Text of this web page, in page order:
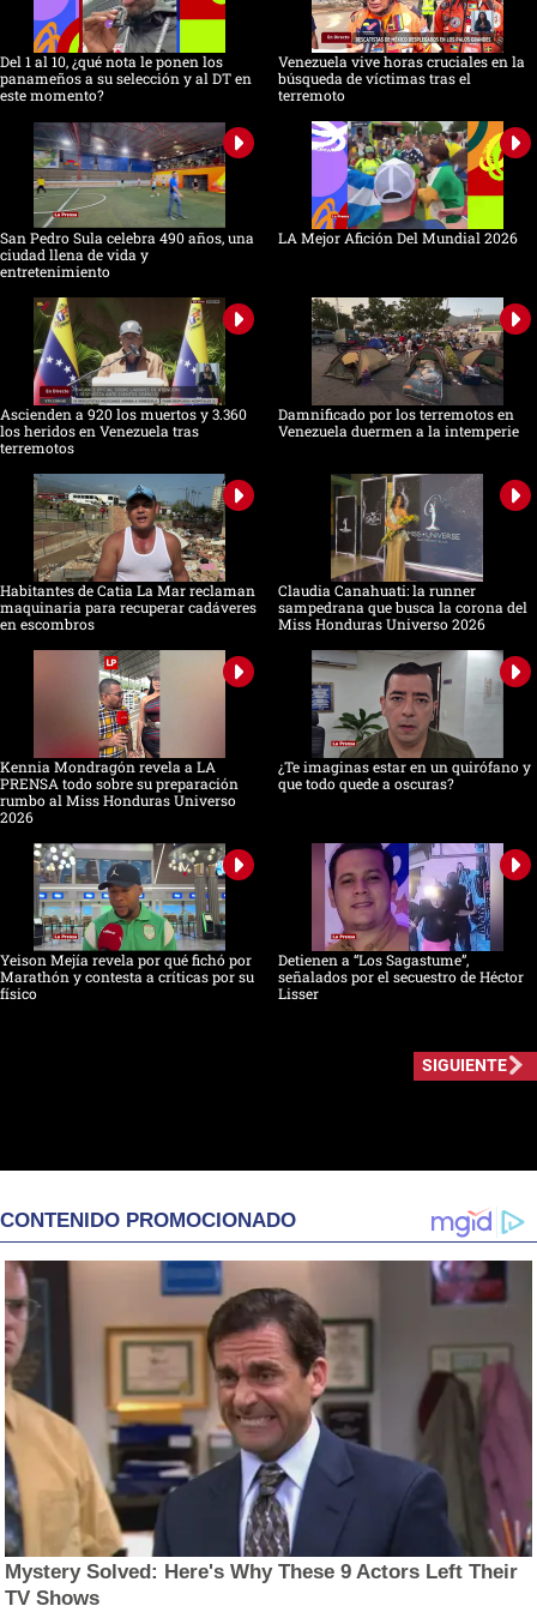
Del 1 al 10, ¿qué nota le ponen los
panameños a su selección y al DT en
este momento?
Venezuela vive horas cruciales en la
búsqueda de víctimas tras el
terremoto
San Pedro Sula celebra 490 años, una
ciudad llena de vida y
entretenimiento
LA Mejor Afición Del Mundial 2026
Ascienden a 920 los muertos y 3.360
los heridos en Venezuela tras
terremotos
Damnificado por los terremotos en
Venezuela duermen a la intemperie
Habitantes de Catia La Mar reclaman
maquinaria para recuperar cadáveres
en escombros
Claudia Canahuati: la runner
sampedrana que busca la corona del
Miss Honduras Universo 2026
Kennia Mondragón revela a LA
PRENSA todo sobre su preparación
rumbo al Miss Honduras Universo
2026
¿Te imaginas estar en un quirófano y
que todo quede a oscuras?
Yeison Mejía revela por qué fichó por
Marathón y contesta a críticas por su
físico
Detienen a “Los Sagastume”,
señalados por el secuestro de Héctor
Lisser
SIGUIENTE
CONTENIDO PROMOCIONADO
Mystery Solved: Here's Why These 9 Actors Left Their
TV Shows